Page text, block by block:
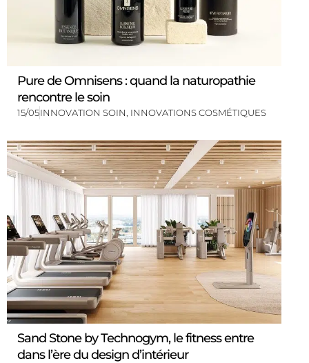
Pure de Omnisens : quand la naturopathie
rencontre le soin
15/05INNOVATION SOIN, INNOVATIONS COSMÉTIQUES
Sand Stone by Technogym, le fitness entre
dans l’ère du design d’intérieur